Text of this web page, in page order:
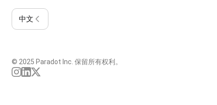
中文
© 2025 Paradot Inc. 保留所有权利。